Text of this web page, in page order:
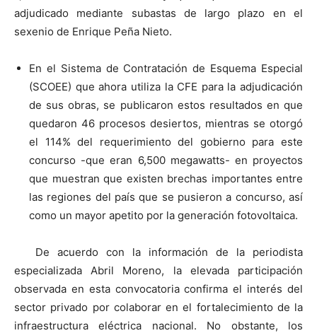
adjudicado mediante subastas de largo plazo en el
sexenio de Enrique Peña Nieto.
En el Sistema de Contratación de Esquema Especial
(SCOEE) que ahora utiliza la CFE para la adjudicación
de sus obras, se publicaron estos resultados en que
quedaron 46 procesos desiertos, mientras se otorgó
el 114% del requerimiento del gobierno para este
concurso -que eran 6,500 megawatts- en proyectos
que muestran que existen brechas importantes entre
las regiones del país que se pusieron a concurso, así
como un mayor apetito por la generación fotovoltaica.
De acuerdo con la información de la periodista
especializada Abril Moreno, la elevada participación
observada en esta convocatoria confirma el interés del
sector privado por colaborar en el fortalecimiento de la
infraestructura eléctrica nacional. No obstante, los